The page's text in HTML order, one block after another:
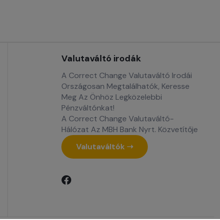
Valutaváltó irodák
A Correct Change Valutaváltó Irodái
Országosan Megtalálhatók, Keresse
Meg Az Önhöz Legközelebbi
Pénzváltónkat!
A Correct Change Valutaváltó-
Hálózat Az MBH Bank Nyrt. Közvetítője
Valutaváltók ➝